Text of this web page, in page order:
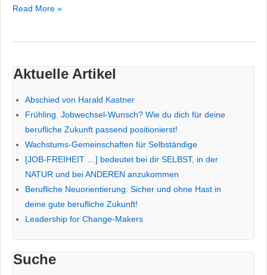
Wie
Unternehmen
Read More »
Aktuelle Artikel
Abschied von Harald Kastner
Frühling. Jobwechsel-Wunsch? Wie du dich für deine
berufliche Zukunft passend positionierst!
Wachstums-Gemeinschaften für Selbständige
[JOB-FREIHEIT …] bedeutet bei dir SELBST, in der
NATUR und bei ANDEREN anzukommen
Berufliche Neuorientierung: Sicher und ohne Hast in
deine gute berufliche Zukunft!
Leadership for Change-Makers
Suche